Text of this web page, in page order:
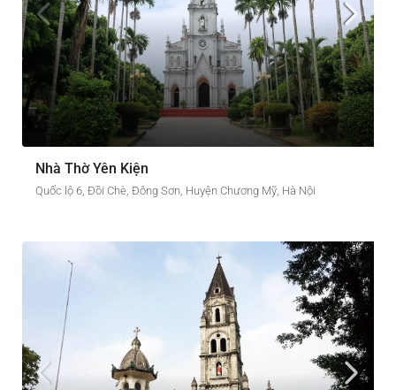
Nhà Thờ Yên Kiện
Quốc lộ 6, Đồi Chè, Đông Sơn, Huyện Chương Mỹ, Hà Nội